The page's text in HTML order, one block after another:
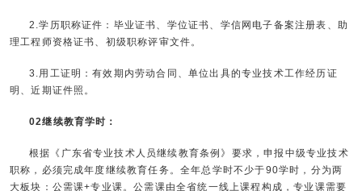
2.学历职称证件：毕业证书、学位证书、学信网电子备案注册表、助
理工程师资格证书、初级职称评审文件。
3.用工证明：有效期内劳动合同、单位出具的专业技术工作经历证
明、近期证件照。
02继续教育学时：
根据《广东省专业技术人员继续教育条例》要求，申报中级专业技术
职称，必须完成年度继续教育任务。全年总学时不少于90学时，分为两
大板块：公需课+专业课。公需课由全省统一线上课程构成，专业课需要